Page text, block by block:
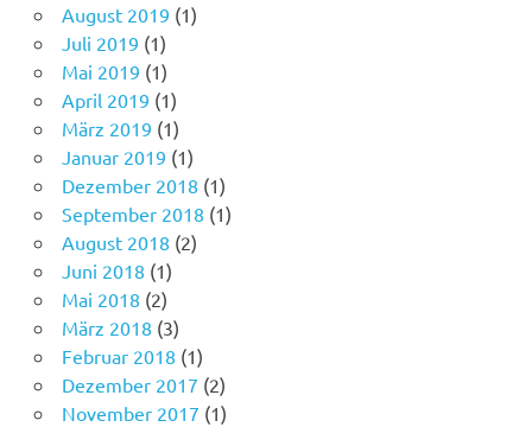
August 2019 (1)
Juli 2019 (1)
Mai 2019 (1)
April 2019 (1)
März 2019 (1)
Januar 2019 (1)
Dezember 2018 (1)
September 2018 (1)
August 2018 (2)
Juni 2018 (1)
Mai 2018 (2)
März 2018 (3)
Februar 2018 (1)
Dezember 2017 (2)
November 2017 (1)